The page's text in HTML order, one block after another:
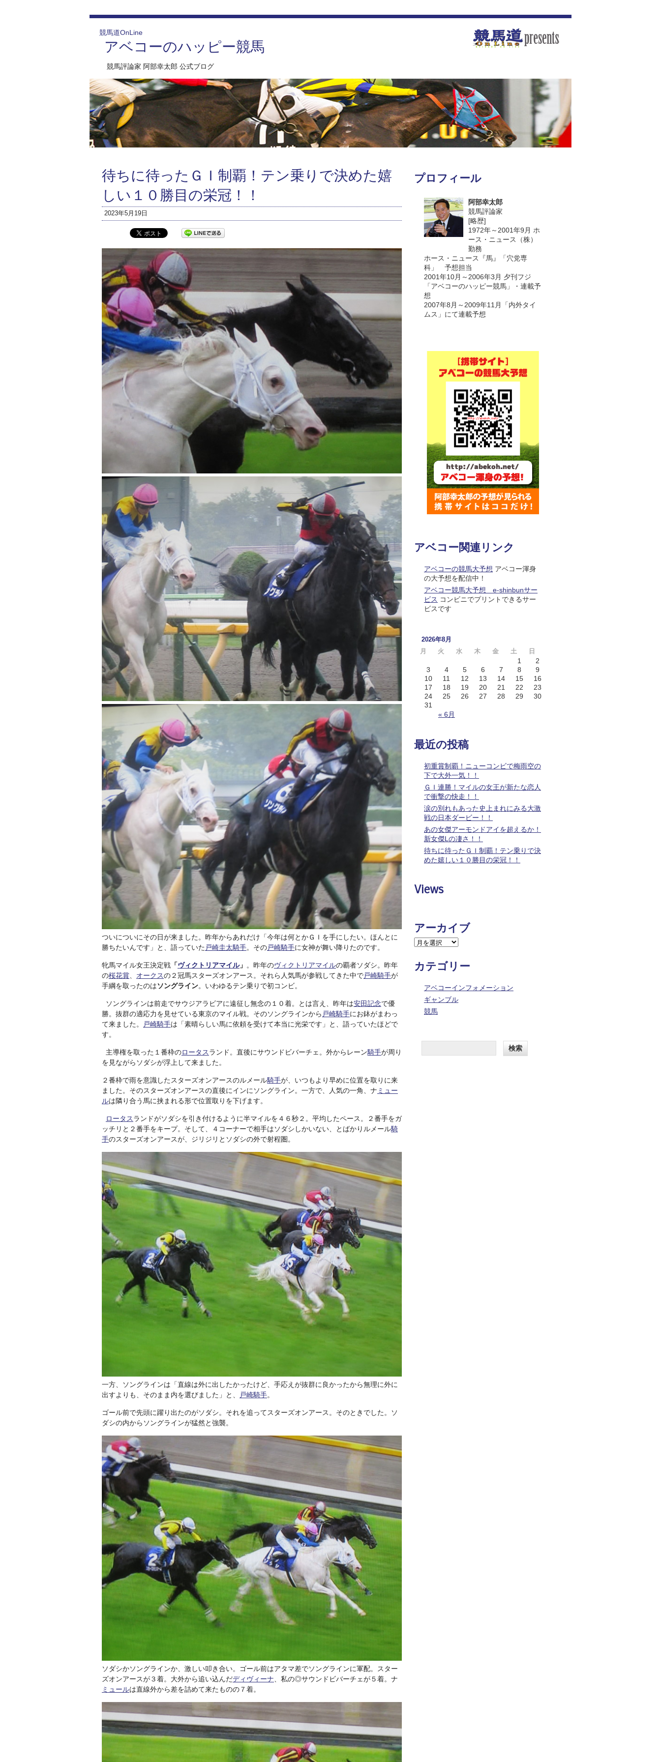
競馬道OnLine
アベコーのハッピー競馬
競馬評論家 阿部幸太郎 公式ブログ
待ちに待ったＧＩ制覇！テン乗りで決めた嬉
しい１０勝目の栄冠！！
2023年5月19日
ついについにその日が来ました。昨年からあれだけ「今年は何とかＧＩを手にしたい。ほんとに
勝ちたいんです」と、語っていた 戸崎圭太騎手。その戸崎騎手に女神が舞い降りたのです。
牝馬マイル女王決定戦 「ヴィクトリアマイル」 。昨年のヴィクトリアマイルの覇者ソダシ。昨年
の桜花賞 オークスの２冠馬スターズオンアース。それら人気馬が参戦してきた中で戸崎騎手が
手綱を取ったのはソングライン。いわゆるテン乗りで初コンビ。
ソングラインは前走でサウジアラビアに遠征し無念の１０着。とは言え、昨年は安田記念で優
勝。抜群の適応力を見せている東京のマイル戦。そのソングラインから 戸崎騎手にお鉢がまわっ
て来ました。
戸崎騎手は「素晴らしい馬に依頼を受けて本当に光栄です」と、語っていたほどで
す。
主導権を取った１番枠のロータスランド。直後にサウンドビバーチェ。外からレーン騎手が周り
を見ながらソダシが浮上して来ました。
２番枠で雨を意識したスターズオンアースのルメール騎手が、いつもより早めに位置を取りに来
ました。そのスターズオンアースの直後にインにソングライン。一方で、人気の一角、ナ ミュー
ルは隣り合う馬に挟まれる形で位置取りを下げます。
ロータスランドがソダシを引き付けるように半マイルを４６秒２。平均したペース。２番手をガ
ッチリと２番手をキープ。そして、４コーナーで相手はソダシしかいない、とばかりルメール騎
手のスターズオンアースが、ジリジリとソダシの外で射程圏。
一方、ソングラインは「直線は外に出したかったけど、手応えが抜群に良かったから無理に外に
出すよりも、そのまま内を選びました」と、
戸崎騎手。
ゴール前で先頭に躍り出たのがソダシ。それを追ってスターズオンアース。そのときでした。ソ
ダシの内からソングラインが猛然と強襲。
ソダシかソングラインか、激しい叩き合い。ゴール前はアタマ差でソングラインに軍配。スター
ズオンアースが３着。大外から追い込んだディヴィーナ 、私の◎サウンドビバーチェが５着。ナ
ミュールは直線外から差を詰めて来たものの７着。
プロフィール
阿部幸太郎
競馬評論家
[略歴]
1972年～2001年9月 ホ
ース・ニュース（株）
勤務
ホース・ニュース『馬』「穴党専
科」 予想担当
2001年10月～2006年3月 夕刊フジ
「アベコーのハッピー競馬」・連載予
想
2007年8月～2009年11月「内外タイ
ムス」にて連載予想
アベコー関連リンク
アベコーの競馬大予想 アベコー渾身
の大予想を配信中！
アベコー競馬大予想 e-shinbunサー
ビス コンビニでプリントできるサー
ビスです
2026年8月
月
火 水 木 金 土 日
« 6月
1
2
3
4 5 6 7 8
9
10
11 12 13 14 15
16
17
18 19 20 21 22
23
24
25 26 27 28 29
30
31
最近の投稿
初重賞制覇！ニューコンビで梅雨空の
下で大外一気！！
ＧＩ連勝！マイルの女王が新たな恋人
で衝撃の快走！！
涙の別れもあった史上まれにみる大激
戦の日本ダービー！！
あの女傑アーモンドアイを超えるか！
新女傑Lの凄さ！！
待ちに待ったＧＩ制覇！テン乗りで決
めた嬉しい１０勝目の栄冠！！
Views
アーカイブ
カテゴリー
アベコーインフォメーション
ギャンブル
競馬